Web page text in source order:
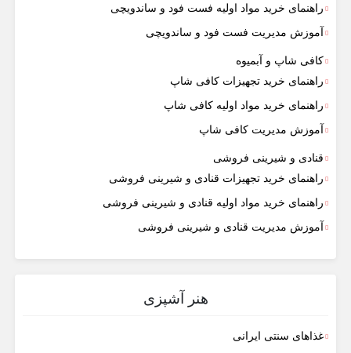
راهنمای خرید مواد اولیه فست فود و ساندویچی
آموزش مدیریت فست فود و ساندویچی
کافی شاپ و آبمیوه
راهنمای خرید تجهیزات کافی شاپ
راهنمای خرید مواد اولیه کافی‌ شاپ‌
آموزش مدیریت کافی شاپ
قنادی و شیرینی فروشی
راهنمای خرید تجهیزات قنادی و شیرینی فروشی
راهنمای خرید مواد اولیه قنادی و شیرینی فروشی
آموزش مدیریت قنادی و شیرینی فروشی
هنر آشپزی
غذاهای سنتی ایرانی